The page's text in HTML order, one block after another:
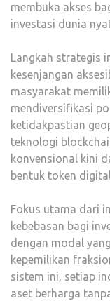
membuka akses
investasi dunia
Langkah strategis
kesenjangan
masyarakat
mendiversifikasi
ketidakpastian
teknologi
konvensional kini
bentuk token
Fokus utama dari
kebebasan bagi
dengan modal
kepemilikan
sistem ini, setiap
aset berharga